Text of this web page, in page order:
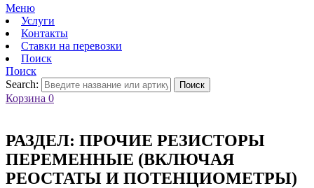
Меню
Услуги
Контакты
Ставки на перевозки
Поиск
Поиск
Search:
Поиск
Корзина 0
РАЗДЕЛ: ПРОЧИЕ РЕЗИСТОРЫ
ПЕРЕМЕННЫЕ (ВКЛЮЧАЯ
РЕОСТАТЫ И ПОТЕНЦИОМЕТРЫ)